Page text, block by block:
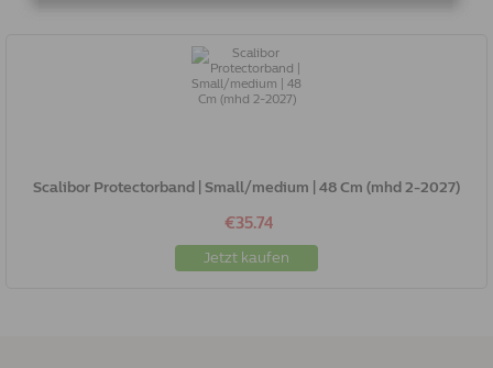
Scalibor Protectorband | Small/medium | 48 Cm (mhd 2-2027)
€35.74
Jetzt kaufen